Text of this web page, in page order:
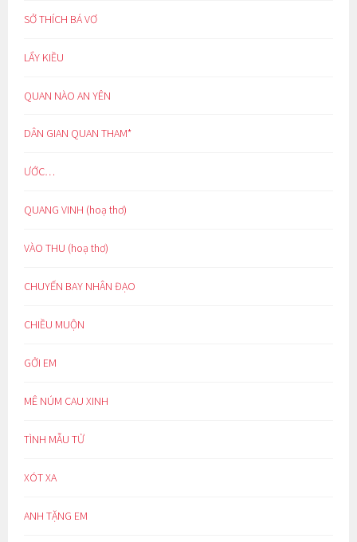
SỞ THÍCH BÁ VƠ
LẨY KIỀU
QUAN NÀO AN YÊN
DÂN GIAN QUAN THAM*
ƯỚC…
QUANG VINH (hoạ thơ)
VÀO THU (hoạ thơ)
CHUYẾN BAY NHÂN ĐẠO
CHIỀU MUỘN
GỞI EM
MÊ NÚM CAU XINH
TÌNH MẪU TỬ
XÓT XA
ANH TẶNG EM